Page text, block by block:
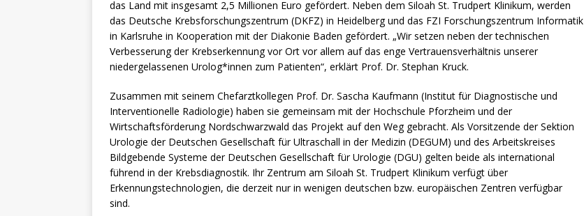
das Land mit insgesamt 2,5 Millionen Euro gefördert. Neben dem Siloah St. Trudpert Klinikum, werden
das Deutsche Krebsforschungszentrum (DKFZ) in Heidelberg und das FZI Forschungszentrum Informatik
in Karlsruhe in Kooperation mit der Diakonie Baden gefördert. „Wir setzen neben der technischen
Verbesserung der Krebserkennung vor Ort vor allem auf das enge Vertrauensverhältnis unserer
niedergelassenen Urolog*innen zum Patienten“, erklärt Prof. Dr. Stephan Kruck.
Zusammen mit seinem Chefarztkollegen Prof. Dr. Sascha Kaufmann (Institut für Diagnostische und
Interventionelle Radiologie) haben sie gemeinsam mit der Hochschule Pforzheim und der
Wirtschaftsförderung Nordschwarzwald das Projekt auf den Weg gebracht. Als Vorsitzende der Sektion
Urologie der Deutschen Gesellschaft für Ultraschall in der Medizin (DEGUM) und des Arbeitskreises
Bildgebende Systeme der Deutschen Gesellschaft für Urologie (DGU) gelten beide als international
führend in der Krebsdiagnostik. Ihr Zentrum am Siloah St. Trudpert Klinikum verfügt über
Erkennungstechnologien, die derzeit nur in wenigen deutschen bzw. europäischen Zentren verfügbar
sind.